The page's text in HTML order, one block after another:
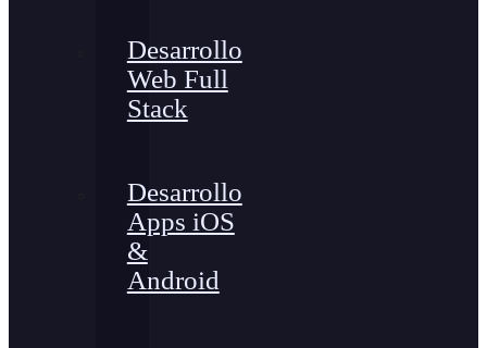
Desarrollo
Web Full
Stack
Desarrollo
Apps iOS
&
Android